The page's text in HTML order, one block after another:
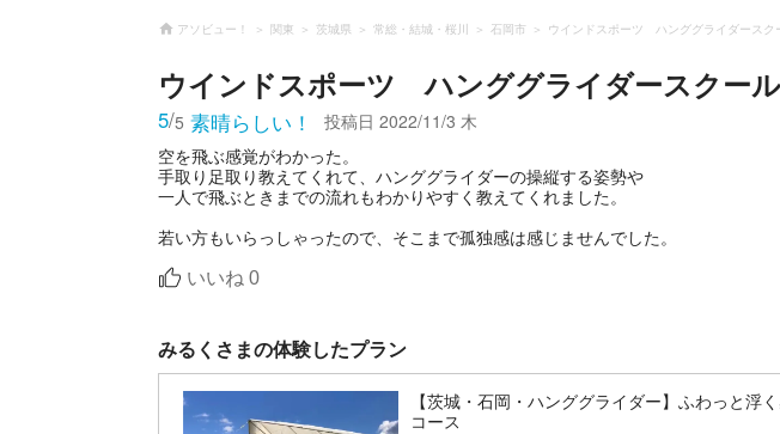
アソビュー！ 関東 茨城県 常総・結城・桜川 石岡市 ウインドスポーツ ハンググライダースク
ウインドスポーツ ハンググライダースクール
5/5 素晴らしい！ 投稿日 2022/11/3 木
空を飛ぶ感覚がわかった。
手取り足取り教えてくれて、ハンググライダーの操縦する姿勢や
一人で飛ぶときまでの流れもわかりやすく教えてくれました。
若い方もいらっしゃったので、そこまで孤独感は感じませんでした。
いいね 0
みるくさまの体験したプラン
【茨城・石岡・ハンググライダー】ふわっと浮
コース